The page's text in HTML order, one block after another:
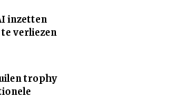
inzetten
verliezen
trophy